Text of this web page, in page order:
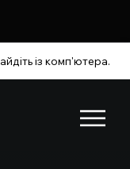
із комп'ютера.